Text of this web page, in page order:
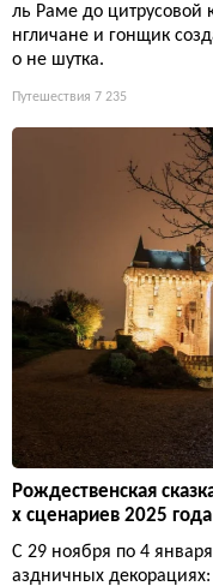
ль Раме до цитрусовой
нгличане и гонщик
о не шутка.
Путешествия 7 235
Рождественская
х сценариев 2025 года
С 29 ноября по 4
аздничных